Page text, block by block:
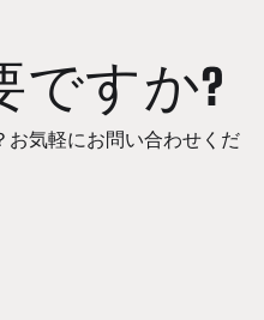
ですか?
お気軽にお問い合わせくだ